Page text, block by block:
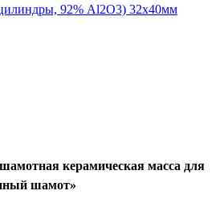
керамическая масса для
шамот»